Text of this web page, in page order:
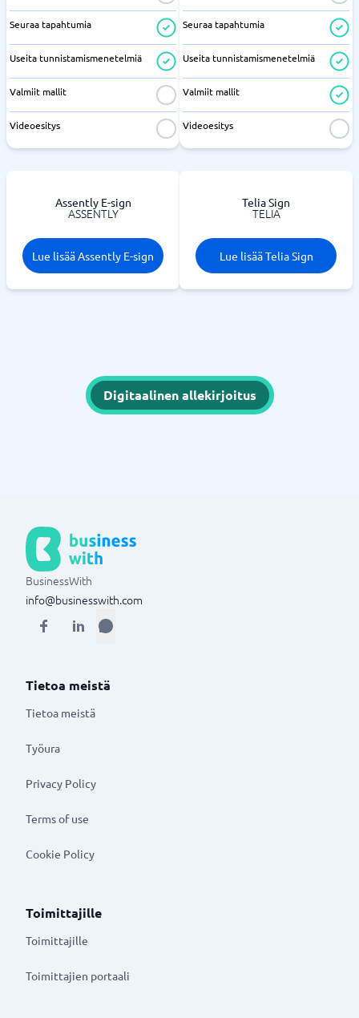
Seuraa tapahtumia
Useita tunnistamismenetelmiä
Valmiit mallit
Videoesitys
Seuraa tapahtumia
Useita tunnistamismenetelmiä
Valmiit mallit
Videoesitys
Assently E-sign
ASSENTLY
Lue lisää Assently E-sign
Telia Sign
TELIA
Lue lisää Telia Sign
Digitaalinen allekirjoitus
BusinessWith
info@businesswith.com
Tietoa meistä
Tietoa meistä
Työura
Privacy Policy
Terms of use
Cookie Policy
Toimittajille
Toimittajille
Toimittajien portaali